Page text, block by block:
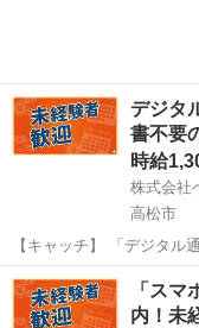
デジタ
書不要
時給
株式会社
高松市
【キャッチ】 「デジタル
コールセンター！未経験歓迎！開始日
テム24ではWワークや扶
紹介可能！ お給料は前払
香川 高松市 電話
「ス
内！未